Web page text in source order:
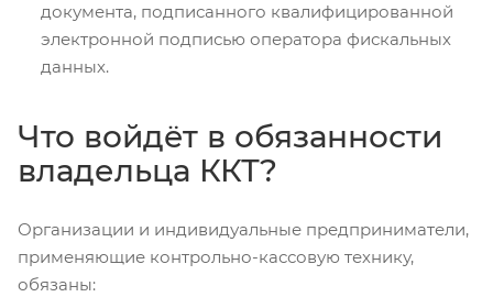
документа, подписанного квалифицированной
электронной подписью оператора фискальных
данных.
Что войдёт в обязанности
владельца ККТ?
Организации и индивидуальные предприниматели,
применяющие контрольно-кассовую технику,
обязаны: